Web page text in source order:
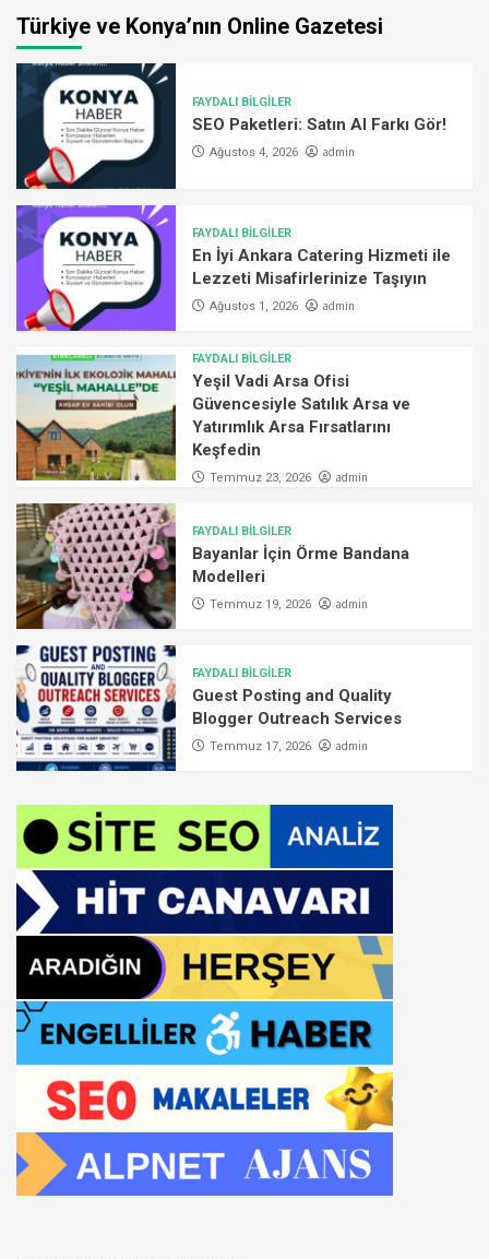
Türkiye ve Konya’nın Online Gazetesi
FAYDALI BİLGİLER
SEO Paketleri: Satın Al Farkı Gör!
Ağustos 4, 2026 admin
FAYDALI BİLGİLER
En İyi Ankara Catering Hizmeti ile
Lezzeti Misafirlerinize Taşıyın
Ağustos 1, 2026 admin
FAYDALI BİLGİLER
Yeşil Vadi Arsa Ofisi
Güvencesiyle Satılık Arsa ve
Yatırımlık Arsa Fırsatlarını
Keşfedin
Temmuz 23, 2026 admin
FAYDALI BİLGİLER
Bayanlar İçin Örme Bandana
Modelleri
Temmuz 19, 2026 admin
FAYDALI BİLGİLER
Guest Posting and Quality
Blogger Outreach Services
Temmuz 17, 2026 admin